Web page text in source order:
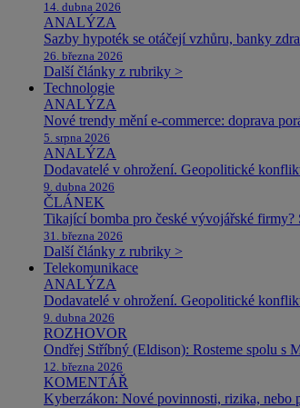
14. dubna 2026
ANALÝZA
Sazby hypoték se otáčejí vzhůru, banky
26. března 2026
Další články z rubriky >
Technologie
ANALÝZA
Nové trendy mění e-commerce: doprava
5. srpna 2026
ANALÝZA
Dodavatelé v ohrožení. Geopolitické
9. dubna 2026
ČLÁNEK
Tikající bomba pro české vývojářské
31. března 2026
Další články z rubriky >
Telekomunikace
ANALÝZA
Dodavatelé v ohrožení. Geopolitické
9. dubna 2026
ROZHOVOR
Ondřej Stříbný (Eldison): Rosteme spolu s
12. března 2026
KOMENTÁŘ
Kyberzákon: Nové povinnosti, rizika, nebo